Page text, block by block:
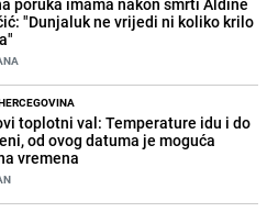
"Dunjaluk ne vrijedi ni koliko krilo
toplotni val: Temperature idu i do
od ovog datuma je moguća
vremena